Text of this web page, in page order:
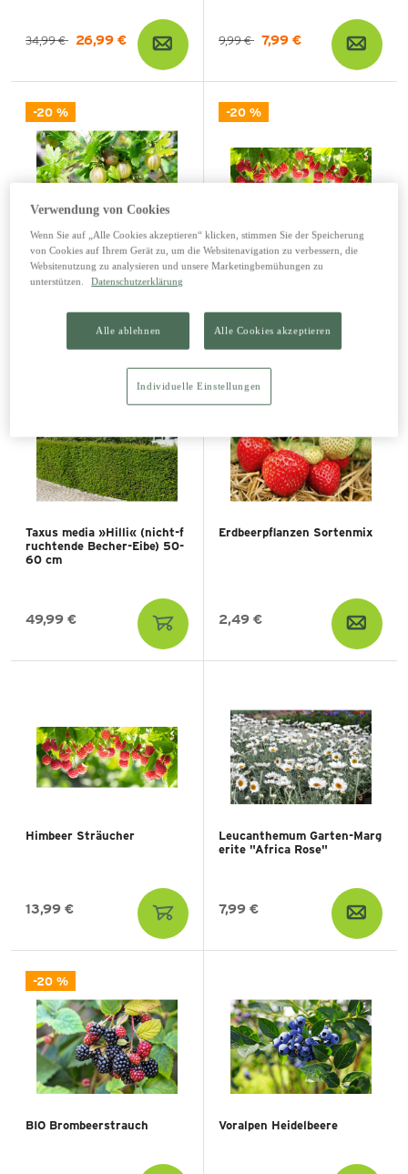
34,99 € 26,99 € 9,99 € 7,99 €
-20 %
BIO Stachelbeerenstrauch
7,99 €
-20 %
BIO Himbeerstrauch
9,99 € 7,99 €
Taxus media »Hilli« (nicht-f
ruchtende Becher-Eibe) 50-
60 cm
49,99 €
Erdbeerpflanzen Sortenmix
2,49 €
Himbeer Sträucher
13,99 €
Leucanthemum Garten-Marg
erite "Africa Rose"
7,99 €
-20 %
BIO Brombeerstrauch Voralpen Heidelbeere
Verwendung von Cookies
Wenn Sie auf „Alle Cookies akzeptieren“ klicken, stimmen Sie der Speicherung
von Cookies auf Ihrem Gerät zu, um die Websitenavigation zu verbessern, die
Websitenutzung zu analysieren und unsere Marketingbemühungen zu
unterstützen.
Datenschutzerklärung
Alle ablehnen Alle Cookies akzeptieren
Individuelle Einstellungen